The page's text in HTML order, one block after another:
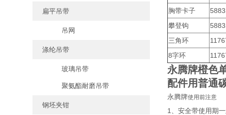
扁平吊带
吊网
涤纶吊带
玻璃吊带
聚氨酯耐磨吊带
钢坯夹钳
胸带卡子
攀登钩
三角环
8字环
永腾牌橙色
配件用普通
永腾牌使用前注意
1、安全带使用期